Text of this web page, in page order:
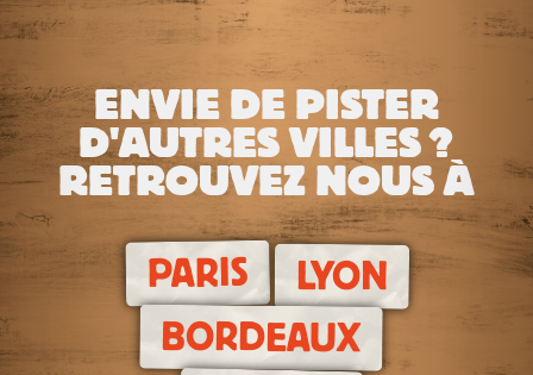
ENVIE DE PISTER
D'AUTRES VILLES ?
RETROUVEZ NOUS À
PARIS LYON
BORDEAUX